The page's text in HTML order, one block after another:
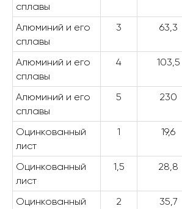
сплавы
Алюминий и его
сплавы
3 63,3
Алюминий и его
сплавы
4 103,5
Алюминий и его
сплавы
5 230
Оцинкованный
лист
1 19,6
Оцинкованный
лист
1,5 28,8
Оцинкованный
2 35,7